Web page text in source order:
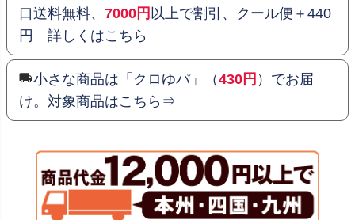
口送料無料、 7000円 以上で割引、クール便＋440
円 詳しくはこちら
小さな商品は「クロゆパ」（430円 ）でお届
け。対象商品はこちら⇒